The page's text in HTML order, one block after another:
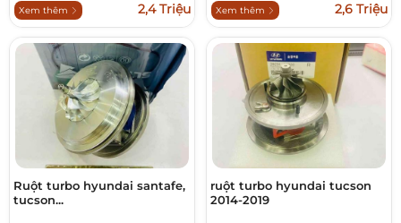
Xem thêm 2,4 Triệu Xem thêm 2,6 Triệu
Ruột turbo hyundai santafe,
tucson...
ruột turbo hyundai tucson
2014-2019